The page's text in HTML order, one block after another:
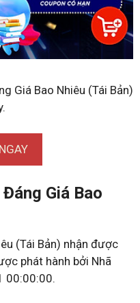
Giá Bao Nhiêu (Tái Bản)
Giá Bao
(Tái Bản) nhận được
phát hành bởi Nhã
00:00:00.